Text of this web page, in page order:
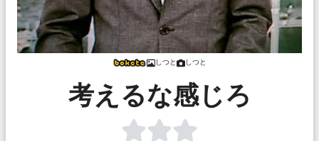
しつと しつと
考えるな感じろ